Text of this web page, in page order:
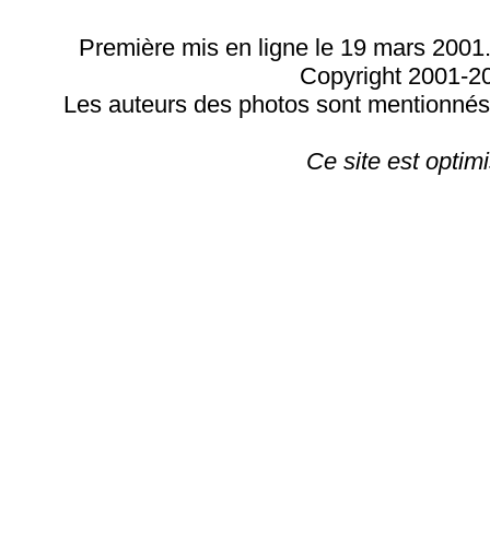
Première mis en ligne le 19 mars
Copyright 2001-
Les auteurs des photos sont
Ce site est